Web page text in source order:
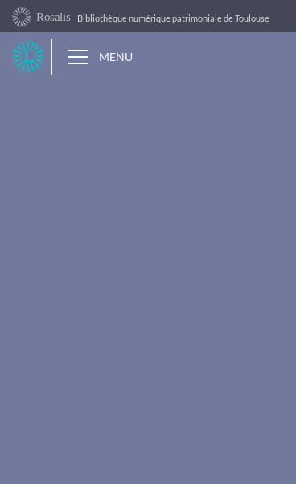
Bibliothèque numérique patrimoniale de Toulouse
L MENU
Panneau de gestion des cookies